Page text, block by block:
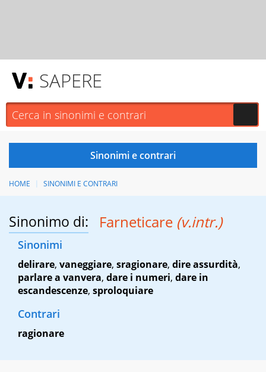
SAPERE
HOME SINONIMI E CONTRARI
Sinonimo di: Farneticare (v.intr.)
Sinonimi
delirare, vaneggiare, sragionare, dire assurdità,
parlare a vanvera, dare i numeri, dare in
escandescenze, sproloquiare
Contrari
ragionare